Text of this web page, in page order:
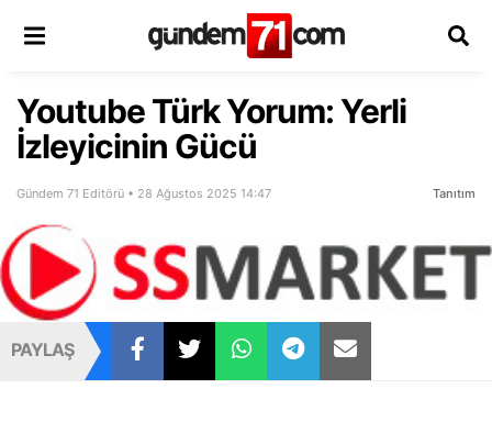
Youtube Türk Yorum: Yerli
İzleyicinin Gücü
Gündem 71 Editörü • 28 Ağustos 2025 14:47 Tanıtım
PAYLAŞ